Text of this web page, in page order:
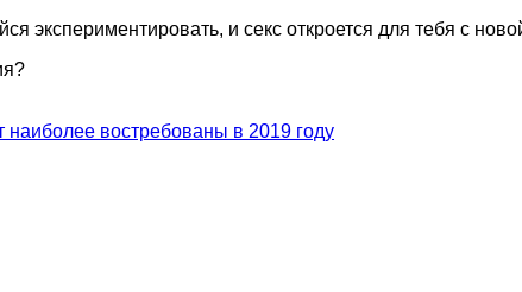
и секс откроется для тебя с
наиболее востребованы в 2019 году